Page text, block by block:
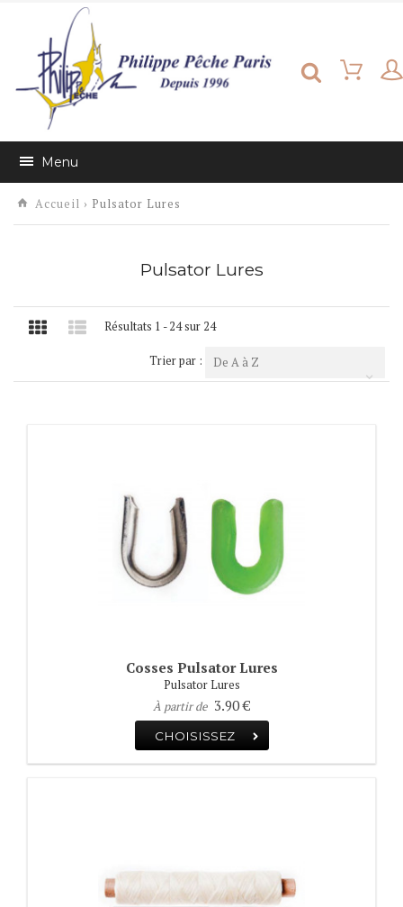
Menu
Accueil › Pulsator Lures
Pulsator Lures
Résultats 1 - 24 sur 24
Trier par : De A à Z
Cosses Pulsator Lures
Pulsator Lures
À partir de 3.90 €
CHOISISSEZ